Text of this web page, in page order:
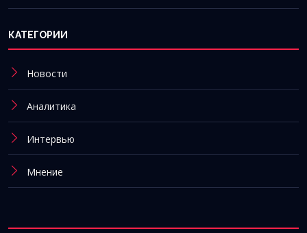
КАТЕГОРИИ
Новости
Аналитика
Интервью
Мнение